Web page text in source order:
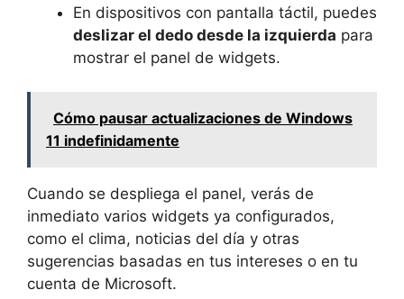
En dispositivos con pantalla táctil, puedes
deslizar el dedo desde la izquierda para
mostrar el panel de widgets.
Cómo pausar actualizaciones de Windows
11 indefinidamente
Cuando se despliega el panel, verás de
inmediato varios widgets ya configurados,
como el clima, noticias del día y otras
sugerencias basadas en tus intereses o en tu
cuenta de Microsoft.